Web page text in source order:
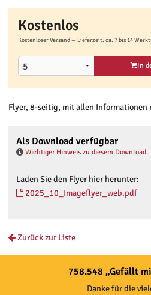
Kostenlos
Kostenloser Versand — Lieferzeit: ca. 7 bis 14
In
Flyer, 8-seitig, mit allen Informationen
Als Download verfügbar
Wichtiger Hinweis zu diesem Download
Laden Sie den Flyer hier herunter:
2025_10_Imageflyer_web.pdf
Zurück zur Liste
758.548 „Gefällt
Danke für die